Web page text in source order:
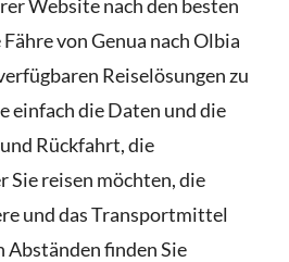
Website nach den besten
von Genua nach Olbia
Reiselösungen zu
einfach die Daten und die
Rückfahrt, die
Sie reisen möchten, die
und das Transportmittel
Abständen finden Sie